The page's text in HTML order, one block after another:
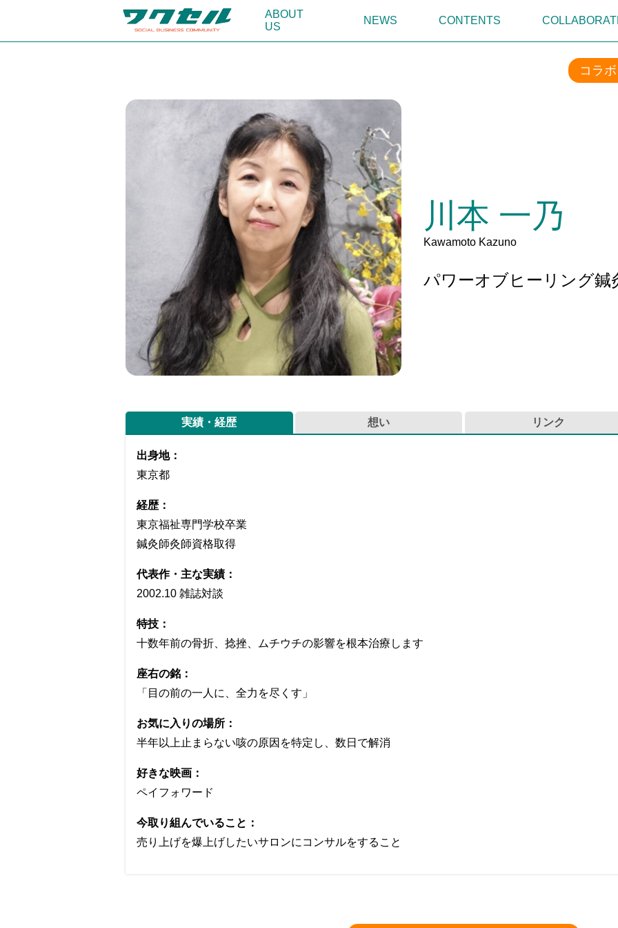
ABOUT
US
NEWS CONTENTS
コラ
川本 一乃
Kawamoto Kazuno
パワーオブヒーリング鍼
実績・経歴
出身地：
東京都
経歴：
東京福祉専門学校卒業
鍼灸師灸師資格取得
代表作・主な実績：
2002.10 雑誌対談
特技：
十数年前の骨折、捻挫、ムチウチの影響を根本治療します
座右の銘：
「目の前の一人に、全力を尽くす」
お気に入りの場所：
半年以上止まらない咳の原因を特定し、数日で解消
好きな映画：
ペイフォワード
今取り組んでいること：
売り上げを爆上げしたいサロンにコンサルをすること
想い リンク